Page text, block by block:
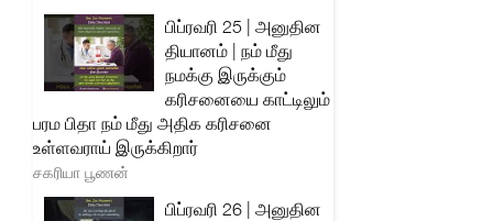
பிப்ரவரி 25 | அனுதின
தியானம் | நம் மீது
நமக்கு இருக்கும்
கரிசனையை காட்டிலும்
பரம பிதா நம் மீது அதிக கரிசனை
உள்ளவராய் இருக்கிறார்
சகரியா பூணன்
பிப்ரவரி 26 | அனுதின